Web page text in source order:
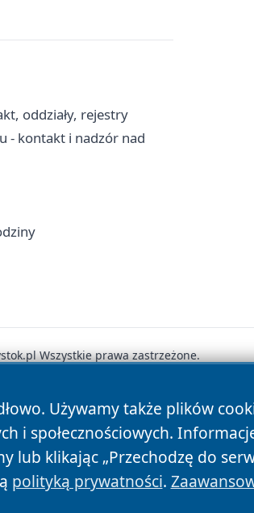
oddziały, rejestry
- kontakt i nadzór nad
Używamy także plików
i społecznościowych.
klikając „Przechodzę do
polityką prywatności.
Wszystkie prawa zastrzeżone.
Prywatności Polityka Cookies